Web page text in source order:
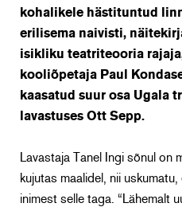
kohalikele hästituntud
erilisema naivisti,
isikliku teatriteooria
kooliõpetaja Paul
kaasatud suur osa Ugala
lavastuses Ott Sepp.
Lavastaja Tanel Ingi sõnul on
kujutas maalidel, nii
inimest selle taga. “Lähemalt